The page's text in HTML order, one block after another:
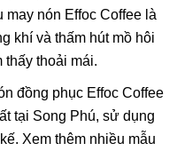
nón Effoc Coffee là
khí và thấm hút mồ hôi
thoải mái.
đồng phục Effoc Coffee
tại Song Phú, sử dụng
Xem thêm nhiều mẫu